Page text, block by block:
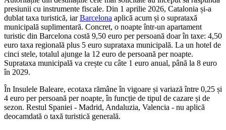
presiunii cu instrumente fiscale. Din 1 aprilie 2026, Catalonia și-a
dublat taxa turistică, iarBarcelona aplică acum și o suprataxă
municipală suplimentară. Concret, o noapte într-un apartament
turistic din Barcelona costă 9,50 euro per persoană doar în taxe: 4,50
euro taxa regională plus 5 euro suprataxa municipală. La un hotel de
cinci stele, totalul ajunge la 12 euro de persoană per noapte.
Suprataxa municipală va crește cu câte 1 euro anual, până la 8 euro
în 2029.
În Insulele Baleare, ecotaxa rămâne în vigoare și variază între 0,25 și
4 euro per persoană per noapte, în funcție de tipul de cazare și de
sezon. Restul Spaniei - Madrid, Andaluzia, Valencia - nu aplică
deocamdată o taxă turistică generală.